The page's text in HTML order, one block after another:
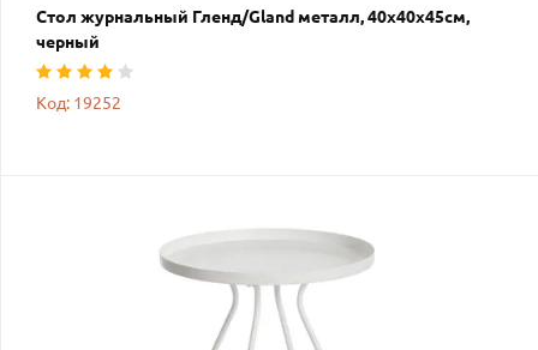
Стол журнальный Гленд/Gland металл, 40х40х45см,
черный
Код: 19252